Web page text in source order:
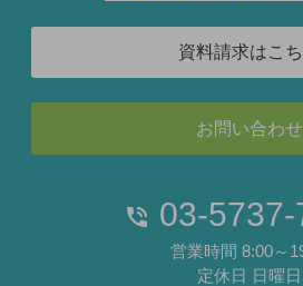
資料請求はこ
お問い合わせ
03-
営業時間 8:00～
定休日 日曜日